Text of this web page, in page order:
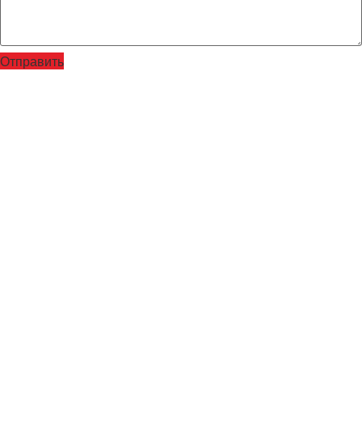
Отправить